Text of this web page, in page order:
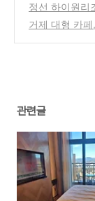
(2)
정선 하이원리
다드 투 더블 1
거제 대형 카
관련글